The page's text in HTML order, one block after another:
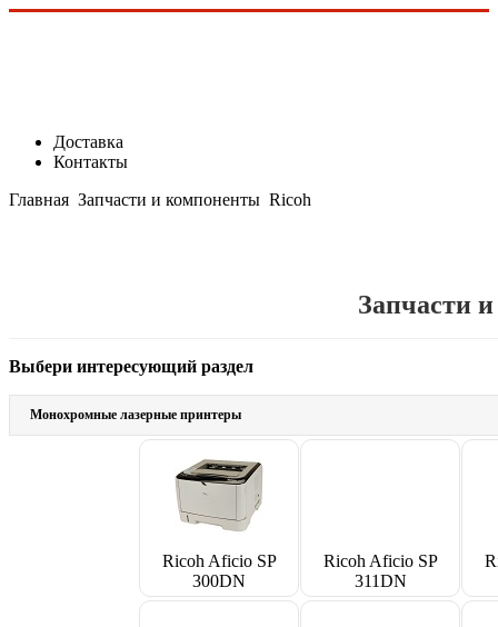
Доставка
Контакты
Главная Запчасти и компоненты Ricoh
Запчасти
Выбери интересующий раздел
Монохромные лазерные принтеры
Ricoh Aficio SP
300DN
Ricoh Aficio SP
311DN